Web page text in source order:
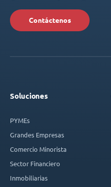
Contáctenos
Soluciones
PYMEs
Grandes Empresas
Comercio Minorista
Sector Financiero
Inmobiliarias